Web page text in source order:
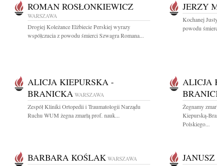
ROMAN ROSŁONKIEWICZ
WARSZAWA
Drogiej Koleżance Elżbiecie Perskiej wyrazy
współczucia z powodu śmierci Szwagra Romana...
JERZY
Kochanej
powodu
ALICJA KIEPURSKA -
BRANICKA WARSZAWA
Zespół Kliniki Ortopedii i Traumatologii Narządu
Ruchu WUM żegna zmarłą prof. nauk...
ALICJA
Żegnamy
Kiepurską-
Polskiego...
BARBARA KOŚLAK WARSZAWA